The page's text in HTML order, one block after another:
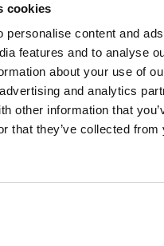
cookies
personalise content and
features and to analyse
about your use of
and analytics
other information that
that they’ve collected from
helt i linje med vår affärsidé
långsiktigt hållbara
Fastigheter har varit en
utvecklingen av Jönköping
och Regio ser fram
vidare.”
och ägare Ekblads
i Jönköping city med